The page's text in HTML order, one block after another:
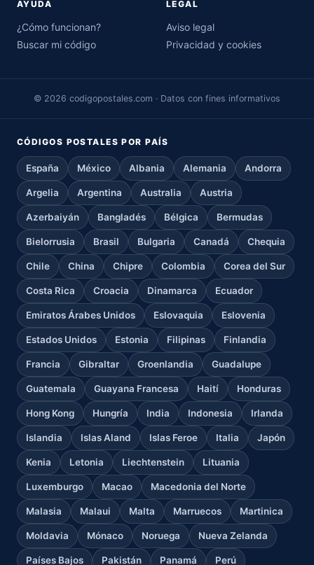
AYUDA
¿Cómo funcionan?
Buscar mi código
LEGAL
Aviso legal
Privacidad y cookies
© 2026 codigopostales.com · Datos con fines informativos
CÓDIGOS POSTALES POR PAÍS
España México Albania Alemania Andorra
Argelia Argentina Australia Austria
Azerbaiyán Bangladés Bélgica Bermudas
Bielorrusia Brasil Bulgaria Canadá Chequia
Chile China Chipre Colombia Corea del Sur
Costa Rica Croacia Dinamarca Ecuador
Emiratos Árabes Unidos Eslovaquia Eslovenia
Estados Unidos Estonia Filipinas Finlandia
Francia Gibraltar Groenlandia Guadalupe
Guatemala Guayana Francesa Haití Honduras
Hong Kong Hungría India Indonesia Irlanda
Islandia Islas Aland Islas Feroe Italia Japón
Kenia Letonia Liechtenstein Lituania
Luxemburgo Macao Macedonia del Norte
Malasia Malaui Malta Marruecos Martinica
Moldavia Mónaco Noruega Nueva Zelanda
Países Bajos Pakistán Panamá Perú